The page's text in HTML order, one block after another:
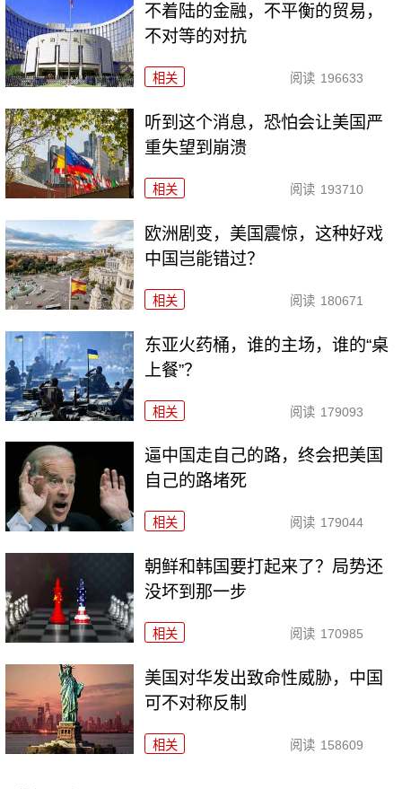
不着陆的金融，不平衡的贸易，
不对等的对抗
相关 阅读 196633
听到这个消息，恐怕会让美国严
重失望到崩溃
相关 阅读 193710
欧洲剧变，美国震惊，这种好戏
中国岂能错过？
相关 阅读 180671
东亚火药桶，谁的主场，谁的“桌
上餐”？
相关 阅读 179093
逼中国走自己的路，终会把美国
自己的路堵死
相关 阅读 179044
朝鲜和韩国要打起来了？局势还
没坏到那一步
相关 阅读 170985
美国对华发出致命性威胁，中国
可不对称反制
相关 阅读 158609